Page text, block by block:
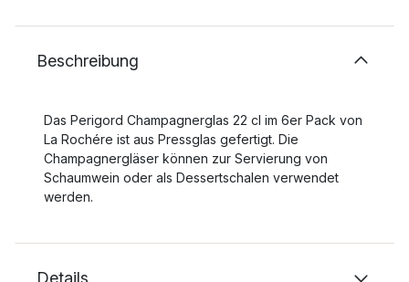
Beschreibung
Das Perigord Champagnerglas 22 cl im 6er Pack von
La Rochére ist aus Pressglas gefertigt. Die
Champagnergläser können zur Servierung von
Schaumwein oder als Dessertschalen verwendet
werden.
Details